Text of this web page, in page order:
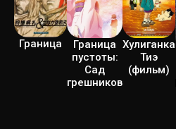
Граница
Граница
пустоты:
Сад
грешников
Хулиганка
Тиэ
(фильм)